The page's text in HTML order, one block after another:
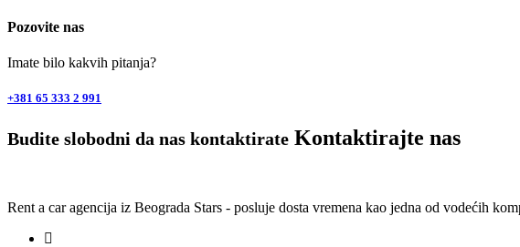
Pozovite nas
Imate bilo kakvih pitanja?
+381 65 333 2 991
Budite slobodni da nas kontaktirate Kontaktirajte nas
Rent a car agencija iz Beograda Stars - posluje dosta vremena kao jedna od vodećih